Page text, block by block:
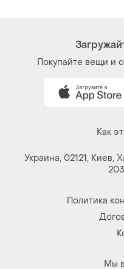
Покупайте вещи и
Как
Украина, 02121, Киев,
Политика
Мы